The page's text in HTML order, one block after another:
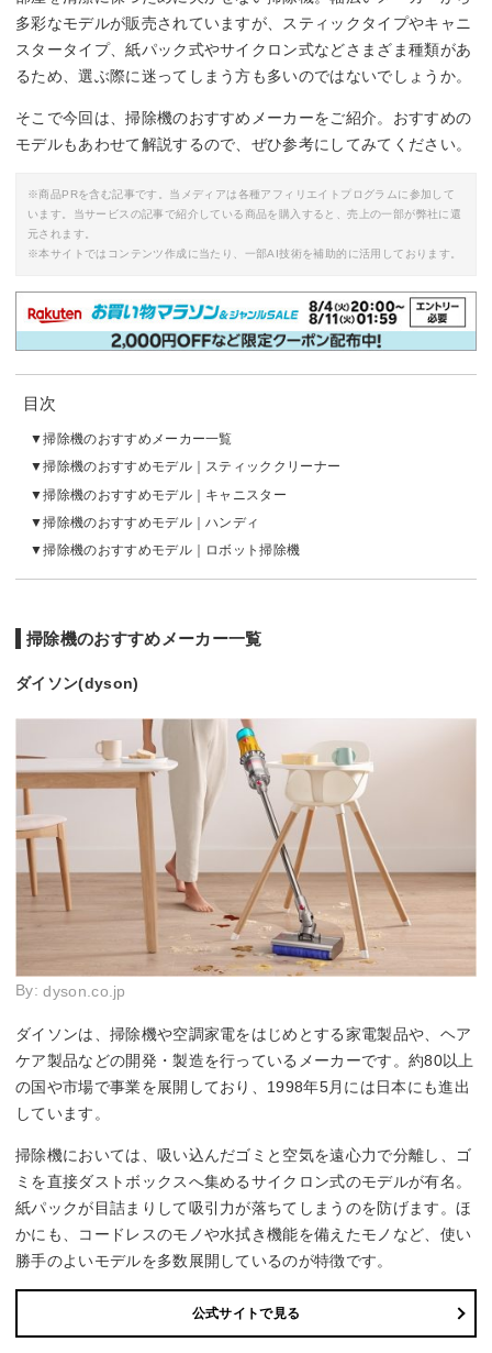
多彩なモデルが販売されていますが、スティックタイプやキャニ
スタータイプ、紙パック式やサイクロン式などさまざま種類があ
るため、選ぶ際に迷ってしまう方も多いのではないでしょうか。
そこで今回は、掃除機のおすすめメーカーをご紹介。おすすめの
モデルもあわせて解説するので、ぜひ参考にしてみてください。
※商品PRを含む記事です。当メディアは各種アフィリエイトプログラムに参加して
います。当サービスの記事で紹介している商品を購入すると、売上の一部が弊社に還
元されます。
※本サイトではコンテンツ作成に当たり、一部AI技術を補助的に活用しております。
目次
掃除機のおすすめメーカー一覧
掃除機のおすすめモデル｜スティッククリーナー
掃除機のおすすめモデル｜キャニスター
掃除機のおすすめモデル｜ハンディ
掃除機のおすすめモデル｜ロボット掃除機
掃除機のおすすめメーカー一覧
ダイソン(dyson)
By:dyson.co.jp
ダイソンは、掃除機や空調家電をはじめとする家電製品や、ヘア
ケア製品などの開発・製造を行っているメーカーです。約80以上
の国や市場で事業を展開しており、1998年5月には日本にも進出
しています。
掃除機においては、吸い込んだゴミと空気を遠心力で分離し、ゴ
ミを直接ダストボックスへ集めるサイクロン式のモデルが有名。
紙パックが目詰まりして吸引力が落ちてしまうのを防げます。ほ
かにも、コードレスのモノや水拭き機能を備えたモノなど、使い
勝手のよいモデルを多数展開しているのが特徴です。
公式サイトで見る